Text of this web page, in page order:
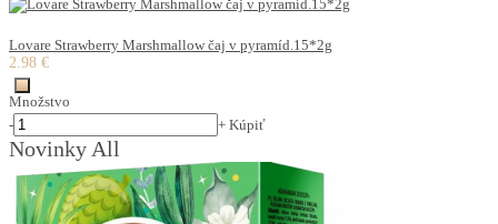
Lovare Strawberry Marshmallow čaj v pyramíd.15*2g
2.98 €
Množstvo
-
+ Kúpiť
Novinky All